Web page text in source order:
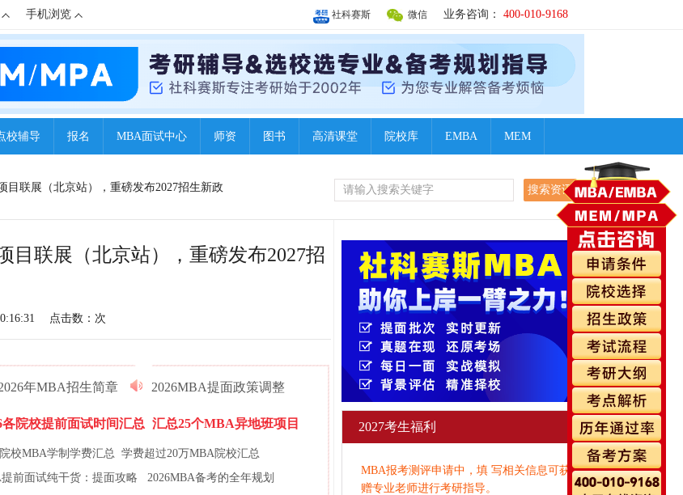
手机浏览 业务咨询： 400-010-9168
微信
社科赛斯
校辅导 报名 MBA面试中心 师资 图书 高清课堂 院校库 EMBA MEM
联展（北京站），重磅发布2027招生新政
联展（北京站），重磅发布2027招
点击数： 次
年MBA招生简章 2026MBA提面政策调整
各院校提前面试时间汇总 汇总25个MBA异地班项目
校MBA学制学费汇总
学费超过20万MBA院校汇总
前面试纯干货：提面攻略
2026MBA备考的全年规划
2027考生福利
MBA报考测评申请中，填 写相关信息可获
赠专业老师进行考研指导。